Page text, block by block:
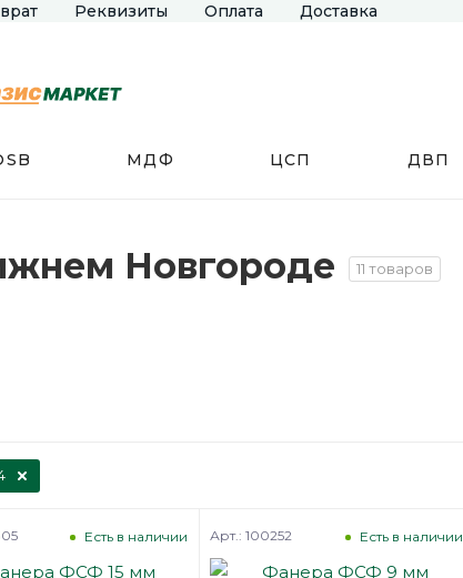
Реквизиты Оплата Доставка
МДФ ЦСП ДВП
Новгороде 11 товаров
Есть в наличии Есть в наличии
Арт.: 100252